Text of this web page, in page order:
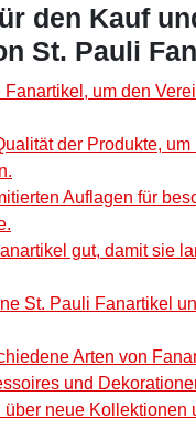
den Kauf
St. Pauli
Fanartikel, um den
der Produkte,
Auflagen für
gut, damit sie
St. Pauli Fanartikel
Arten von
und
über neue Kollektionen